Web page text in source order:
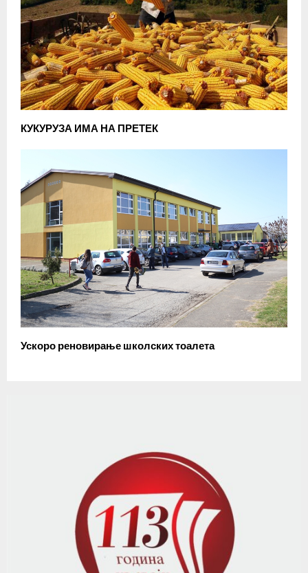
КУКУРУЗА ИМА НА ПРЕТЕК
Ускоро реновирање школских тоалета